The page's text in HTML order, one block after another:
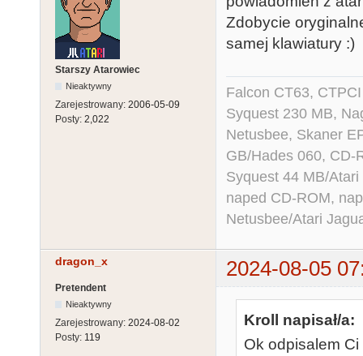
Starszy Atarowiec
Nieaktywny
Zarejestrowany: 2006-05-09
Posty: 2,022
Zdobycie
samej klawiatury :)
Falcon CT63,
Syquest 230 MB,
Netusbee, Skaner
GB/Hades 060, CD-
Syquest 44 MB/
naped CD-ROM,
Netusbee/Atari
dragon_x 2024-08-05
Pretendent
Nieaktywny
Zarejestrowany: 2024-08-02
Posty: 119
Kroll napisał/a:
Ok odpisalem